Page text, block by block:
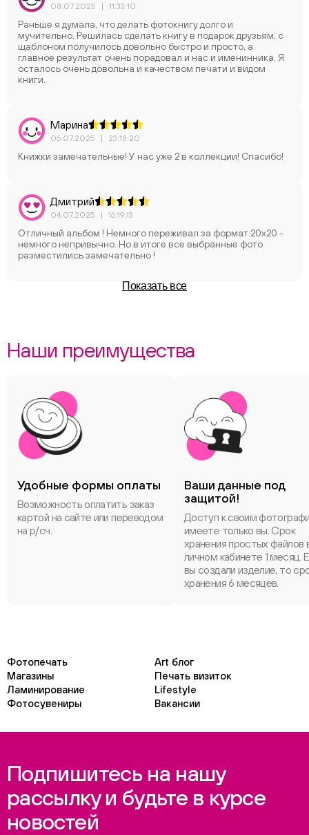
08.07.2025 | 11:33:10
Раньше я думала, что делать фотокнигу долго и
мучительно. Решилась сделать книгу в подарок друзьям, с
щаблоном получилось довольно быстро и просто, а
главное результат очень порадовал и нас и именинника. Я
осталось очень довольна и качеством печати и видом
книги.
Марина
06.07.2025 | 23:18:20
Книжки замечательные! У нас уже 2 в коллекции! Спасибо!
Дмитрий
04.07.2025 | 16:19:13
Отличный альбом ! Немного переживал за формат 20х20 -
немного непривычно. Но в итоге все выбранные фото
разместились замечательно !
Показать все
Наши преимущества
Удобные формы оплаты
Возможность оплатить заказ
картой на сайте или переводом
на р/сч.
Ваши данные под
защитой!
Доступ к своим
имеете только вы. Срок
хранения простых файлов
личном кабинете 1 месяц.
вы создали изделие, то
хранения 6 месяцев.
Фотопечать
Art блог
Магазины
Печать визиток
Ламинирование
Lifestyle
Фотосувениры
Вакансии
Подпишитесь на нашу
рассылку и будьте в курсе
новостей